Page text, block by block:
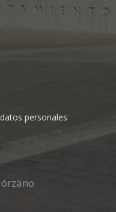
personales